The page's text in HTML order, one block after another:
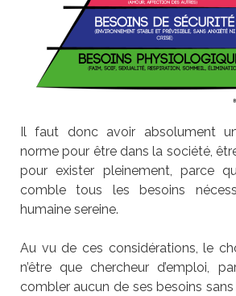
Il faut donc avoir absolument
norme pour être dans la société,
pour exister pleinement, parce
comble tous les besoins
humaine sereine.
Au vu de ces considérations, le
n’être que chercheur d’emploi,
combler aucun de ses besoins